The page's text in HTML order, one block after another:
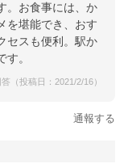
。お食事には、か
を堪能でき、おす
セスも便利。駅か
。
（投稿日：2021/2/16）
通報する